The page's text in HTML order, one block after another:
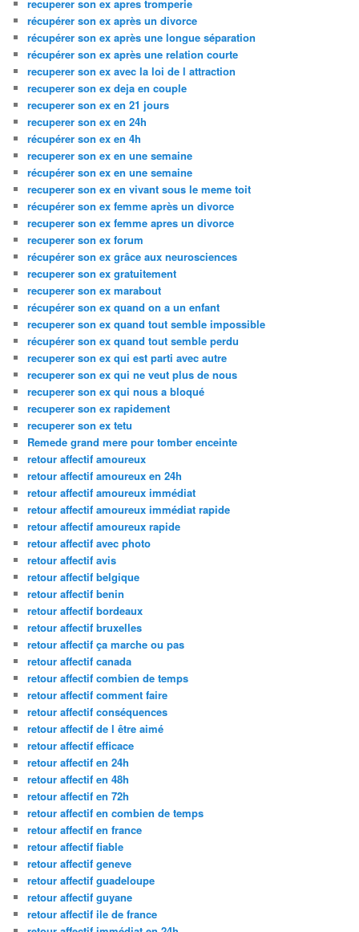
recuperer son ex apres tromperie
récupérer son ex après un divorce
récupérer son ex après une longue séparation
récupérer son ex après une relation courte
recuperer son ex avec la loi de l attraction
recuperer son ex deja en couple
recuperer son ex en 21 jours
recuperer son ex en 24h
récupérer son ex en 4h
recuperer son ex en une semaine
récupérer son ex en une semaine
recuperer son ex en vivant sous le meme toit
récupérer son ex femme après un divorce
recuperer son ex femme apres un divorce
recuperer son ex forum
récupérer son ex grâce aux neurosciences
recuperer son ex gratuitement
recuperer son ex marabout
récupérer son ex quand on a un enfant
recuperer son ex quand tout semble impossible
récupérer son ex quand tout semble perdu
recuperer son ex qui est parti avec autre
recuperer son ex qui ne veut plus de nous
recuperer son ex qui nous a bloqué
recuperer son ex rapidement
recuperer son ex tetu
Remede grand mere pour tomber enceinte
retour affectif amoureux
retour affectif amoureux en 24h
retour affectif amoureux immédiat
retour affectif amoureux immédiat rapide
retour affectif amoureux rapide
retour affectif avec photo
retour affectif avis
retour affectif belgique
retour affectif benin
retour affectif bordeaux
retour affectif bruxelles
retour affectif ça marche ou pas
retour affectif canada
retour affectif combien de temps
retour affectif comment faire
retour affectif conséquences
retour affectif de l être aimé
retour affectif efficace
retour affectif en 24h
retour affectif en 48h
retour affectif en 72h
retour affectif en combien de temps
retour affectif en france
retour affectif fiable
retour affectif geneve
retour affectif guadeloupe
retour affectif guyane
retour affectif ile de france